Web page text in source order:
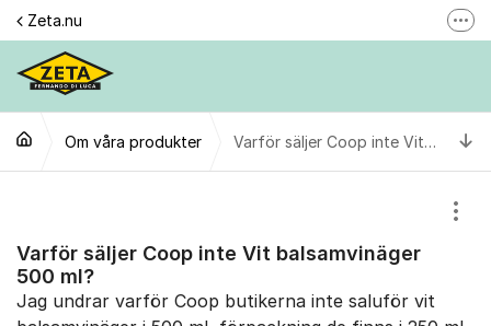
Hoppa till innehåll
Zeta.nu
Följ @zeta
Personuppgiftspolicy
Om våra produkter Varför säljer Coop inte Vit balsamvinäger 500 ml?
Varför säljer Coop inte Vit balsamvinäger
500 ml?
Jag undrar varför Coop butikerna inte saluför vit